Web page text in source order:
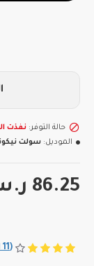
(11 التقييمات)
86.25 ر.س
حالة التوفر: نفذت
الموديل: سولت